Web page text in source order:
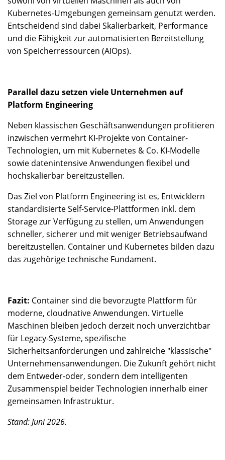
Kubernetes-Umgebungen gemeinsam genutzt werden.
Entscheidend sind dabei Skalierbarkeit, Performance
und die Fähigkeit zur automatisierten Bereitstellung
von Speicherressourcen (AIOps).
Parallel dazu setzen viele Unternehmen auf
Platform Engineering
Neben klassischen Geschäftsanwendungen profitieren
inzwischen vermehrt KI-Projekte von Container-
Technologien, um mit Kubernetes & Co. KI-Modelle
sowie datenintensive Anwendungen flexibel und
hochskalierbar bereitzustellen.
Das Ziel von Platform Engineering ist es, Entwicklern
standardisierte Self-Service-Plattformen inkl. dem
Storage zur Verfügung zu stellen, um Anwendungen
schneller, sicherer und mit weniger Betriebsaufwand
bereitzustellen. Container und Kubernetes bilden dazu
das zugehörige technische Fundament.
Fazit: Container sind die bevorzugte Plattform für
moderne, cloudnative Anwendungen. Virtuelle
Maschinen bleiben jedoch derzeit noch unverzichtbar
für Legacy-Systeme, spezifische
Sicherheitsanforderungen und zahlreiche "klassische"
Unternehmensanwendungen. Die Zukunft gehört nicht
dem Entweder-oder, sondern dem intelligenten
Zusammenspiel beider Technologien innerhalb einer
gemeinsamen Infrastruktur.
Stand: Juni 2026.